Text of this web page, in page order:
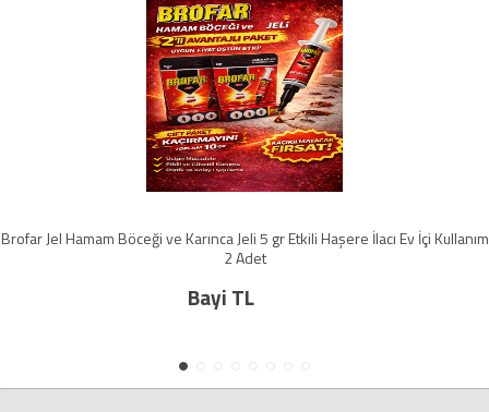
Jel Hamam Böceği ve Karınca Jeli 5 gr Etkili Haşere İlacı Ev İçi Kullanım
2 Adet
Bayi TL